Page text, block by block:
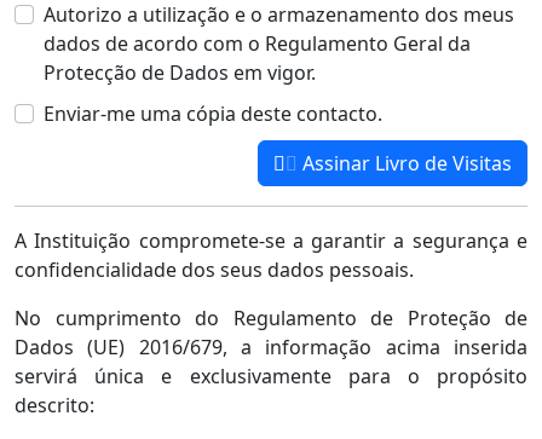
Autorizo a utilização e o armazenamento dos meus
dados de acordo com o Regulamento Geral da
Protecção de Dados em vigor.
Enviar-me uma cópia deste contacto.
Assinar Livro de Visitas
A Instituição compromete-se a garantir a segurança e
confidencialidade dos seus dados pessoais.
No cumprimento do Regulamento de Proteção de
Dados (UE) 2016/679, a informação acima inserida
servirá única e exclusivamente para o propósito
descrito: